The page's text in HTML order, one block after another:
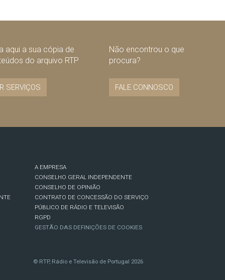
aqui a sua cópia de
do arquivo RTP
SERVIÇOS
Não encontrou o que
procura?
FALE CONNOSCO
A EMPRESA
CONSELHO GERAL INDEPENDENTE
CONSELHO DE OPINIÃO
CONTRATO DE CONCESSÃO DO SERVIÇO
PÚBLICO DE RÁDIO E TELEVISÃO
RGPD
GESTÃO DAS DEFINIÇÕES DE COOKIES
© RTP, Rádio e Televisão de Portugal 2026